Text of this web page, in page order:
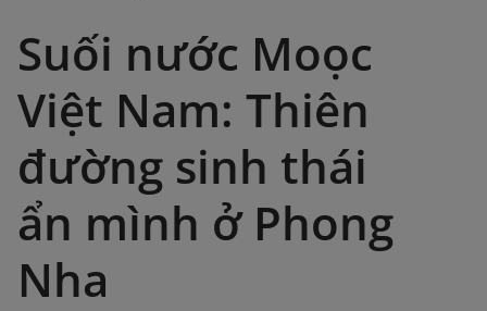
Suối nước Moọc
Việt Nam: Thiên
đường sinh thái
ẩn mình ở Phong
Nha